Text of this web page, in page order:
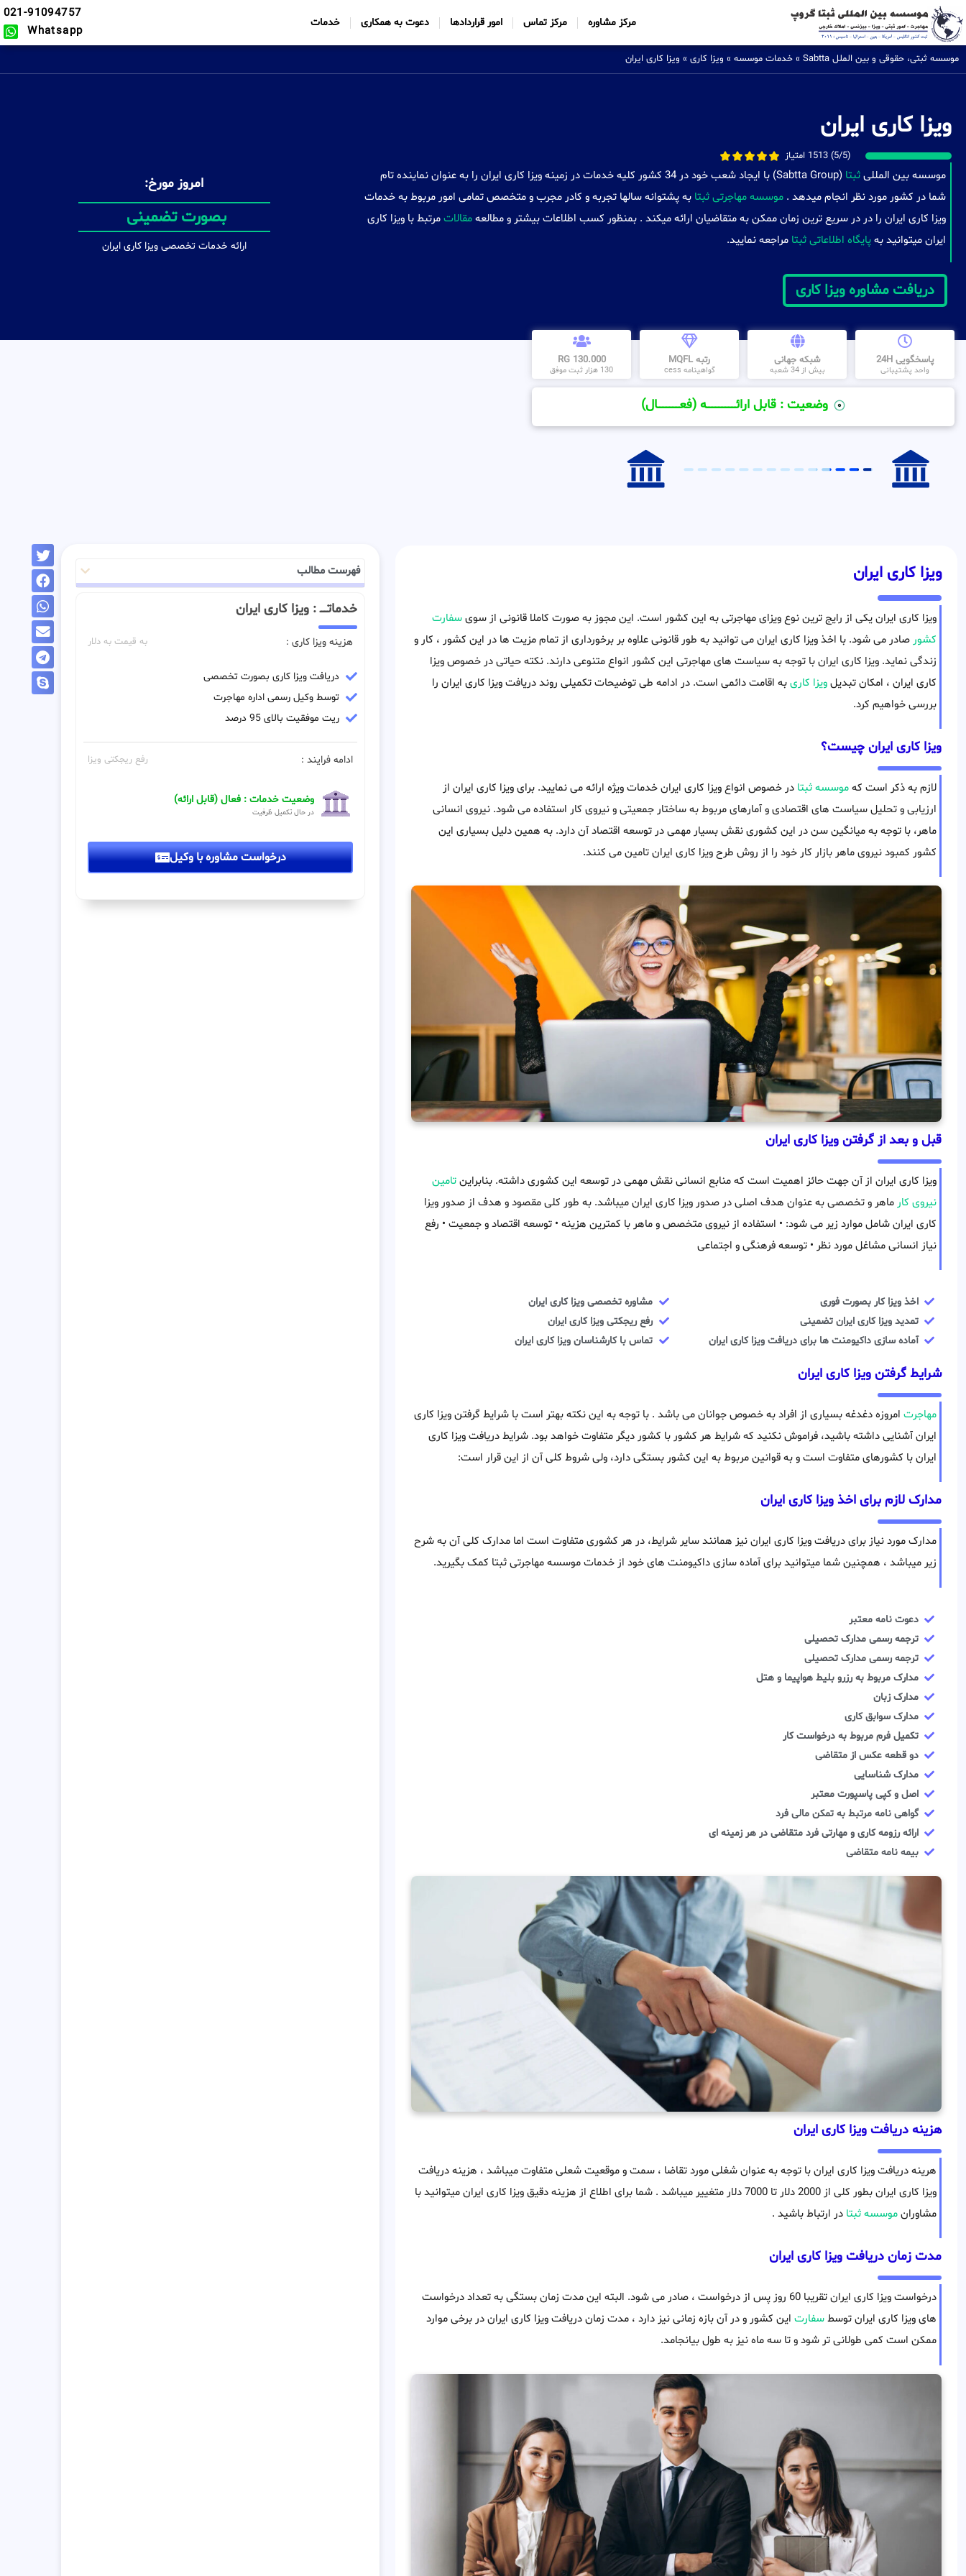
مرکز مشاوره مرکز تماس امور قراردادها دعوت به همکاری خدمات
021-91094757
Whatsapp
موسسه ثبتی، حقوقی و بین الملل Sabtta » خدمات موسسه » ویزا کاری » ویزا کاری ایران
ویزا کاری ایران
(5/5) 1513 امتیاز
موسسه بین المللیثبتا
(Sabtta Group) با ایجاد شعب خود در 34 کشور کلیه خدمات در زمینه ویزا کاری ایران را به عنوان نماینده تام
شما در کشور مورد نظر انجام میدهد . موسسه مهاجرتی ثبتا به پشتوانه سالها تجربه و کادر مجرب و متخصص تمامی امور مربوط به خدمات
ویزا کاری ایران را در در سریع ترین زمان ممکن به متقاضیان ارائه میکند . بمنظور کسب اطلاعات بیشتر و مطالعهمقالاتمرتبط با ویزا کاری
ایران میتوانید بهپایگاه اطلاعاتی ثبتا مراجعه نمایید.
دریافت مشاوره ویزا کاری
امروز مورخ:
در سریع ترین زمان ممکن
ارائه خدمات تخصصی ویزا کاری ایران
پاسخگویی 24H
واحد پشتیبانی
شبکه جهانی
بیش از 34 شعبه
رتبه MQFL
گواهینامه cess
130.000 RG
130 هزار ثبت موفق
وضعیت : قابل ارائــــــــــــــــــــه (فعـــــــــــــــال)
ویزا کاری ایران
ویزا کاری ایران یکی از رایج ترین نوع ویزای مهاجرتی به این کشور است. این مجوز به صورت کاملا قانونی از سویسفارت
کشور صادر می شود. با اخذ ویزا کاری ایران می توانید به طور قانونی علاوه بر برخورداری از تمام مزیت ها در این کشور ، کار و
زندگی نماید. ویزا کاری ایران با توجه به سیاست های مهاجرتی این کشور انواع متنوعی دارند. نکته حیاتی در خصوص ویزا
کاری ایران ، امکان تبدیلویزا کاریبه اقامت دائمی است. در ادامه طی توضیحات تکمیلی روند دریافت ویزا کاری ایران را
بررسی خواهیم کرد.
ویزا کاری ایران چیست؟
لازم به ذکر است کهموسسه ثبتا در خصوص انواع ویزا کاری ایران خدمات ویژه ارائه می نمایید. برای ویزا کاری ایران از
ارزیابی و تحلیل سیاست های اقتصادی و آمارهای مربوط به ساختار جمعیتی و نیروی کار استفاده می شود. نیروی انسانی
ماهر، با توجه به میانگین سن در این کشوری نقش بسیار مهمی در توسعه اقتصاد آن دارد. به همین دلیل بسیاری این
کشور کمبود نیروی ماهر بازار کار خود را از روش طرح ویزا کاری ایران تامین می کنند.
قبل و بعد از گرفتن ویزا کاری ایران
ویزا کاری ایران از آن جهت حائز اهمیت است که منابع انسانی نقش مهمی در توسعه این کشوری داشته. بنابراینتامین
نیروی کار ماهر و تخصصی به عنوان هدف اصلی در صدور ویزا کاری ایران میباشد. به طور کلی مقصود و هدف از صدور ویزا
کاری ایران شامل موارد زیر می شود: • استفاده از نیروی متخصص و ماهر با کمترین هزینه • توسعه اقتصاد و جمعیت • رفع
نیاز انسانی مشاغل مورد نظر • توسعه فرهنگی و اجتماعی
اخذ ویزا کار بصورت فوری
تمدید ویزا کاری ایران تضمینی
آماده سازی داکیومنت ها برای دریافت ویزا کاری ایران
مشاوره تخصصی ویزا کاری ایران
رفع ریجکتی ویزا کاری ایران
تماس با کارشناسان ویزا کاری ایران
شرایط گرفتن ویزا کاری ایران
مهاجرت امروزه دغدغه بسیاری از افراد به خصوص جوانان می باشد . با توجه به این نکته بهتر است با شرایط گرفتن ویزا کاری
ایران آشنایی داشته باشید، فراموش نکنید که شرایط هر کشور با کشور دیگر متفاوت خواهد بود. شرایط دریافت ویزا کاری
ایران با کشورهای متفاوت است و به قوانین مربوط به این کشور بستگی دارد، ولی شروط کلی آن از این قرار است:
مدارک لازم برای اخذ ویزا کاری ایران
مدارک مورد نیاز برای دریافت ویزا کاری ایران نیز همانند سایر شرایط، در هر کشوری متفاوت است اما مدارک کلی آن به شرح
زیر میباشد ، همچنین شما میتوانید برای آماده سازی داکیومنت های خود از خدمات موسسه مهاجرتی ثبتا کمک بگیرید.
دعوت نامه معتبر
ترجمه رسمی مدارک تحصیلی
ترجمه رسمی مدارک تحصیلی
مدارک مربوط به رزرو بلیط هواپیما و هتل
مدارک زبان
مدارک سوابق کاری
تکمیل فرم مربوط به درخواست کار
دو قطعه عکس از متقاضی
مدارک شناسایی
اصل و کپی پاسپورت معتبر
گواهی نامه مرتبط به تمکن مالی فرد
ارائه رزومه کاری و مهارتی فرد متقاضی در هر زمینه ای
بیمه نامه متقاضی
هزینه دریافت ویزا کاری ایران
هرینه دریافت ویزا کاری ایران با توجه به عنوان شغلی مورد تقاضا ، سمت و موقعیت شعلی متفاوت میباشد ، هزینه دریافت
ویزا کاری ایران بطور کلی از 2000 دلار تا 7000 دلار متغییر میباشد . شما برای اطلاع از هزینه دقیق ویزا کاری ایران میتوانید با
مشاورانموسسه ثبتا در ارتباط باشید .
مدت زمان دریافت ویزا کاری ایران
درخواست ویزا کاری ایران تقریبا 60 روز پس از درخواست ، صادر می شود. البته این مدت زمان بستگی به تعداد درخواست
های ویزا کاری ایران توسطسفارت این کشور و در آن بازه زمانی نیز دارد ، مدت زمان دریافت ویزا کاری ایران در برخی موارد
ممکن است کمی طولانی تر شود و تا سه ماه نیز به طول بیانجامد.
فهرست مطالب
خدماتـــــ : ویزا کاری ایران
هزینه ویزا کاری : به قیمت به دلار
دریافت ویزا کاری بصورت تخصصی
توسط وکیل رسمی اداره مهاجرت
ریت موفقیت بالای 95 درصد
ادامه فرایند : رفع ریجکتی ویزا
وضعیت خدمات : فعال (قابل ارائه)
در حال تکمیل ظرفیت
درخواست مشاوره با وکیل